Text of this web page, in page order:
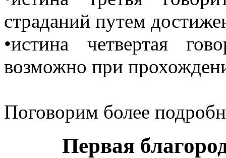
страданий путем
•истина четвертая
возможно при
Поговорим более
Первая